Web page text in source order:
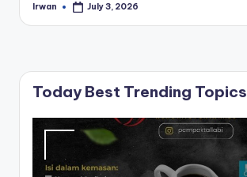
Posted
Irwan July 3, 2026
Today Best Trending Topics